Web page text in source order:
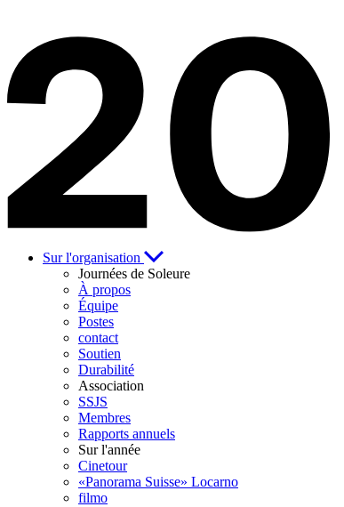
Sur l'organisation
Journées de Soleure
À propos
Équipe
Postes
contact
Soutien
Durabilité
Association
SSJS
Membres
Rapports annuels
Sur l'année
Cinetour
«Panorama Suisse» Locarno
filmo